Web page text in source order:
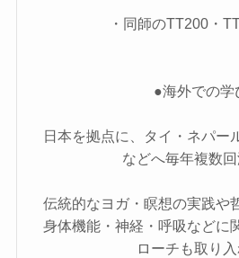
・同師のTT200・
●海外での学
日本を拠点に、タイ・ネパー
などへ毎年複数回
伝統的なヨガ・瞑想の実践や
身体機能・神経・呼吸などに
ローチも取り入